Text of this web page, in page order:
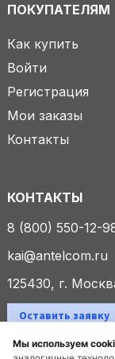
Мы используем
ПОКУПАТЕЛЯМ
Как купить
Войти
Регистрация
Мои заказы
Контакты
КОНТАКТЫ
8 (800) 550-12-
kai@antelcom.ru
125430, г.
Оставить заявку